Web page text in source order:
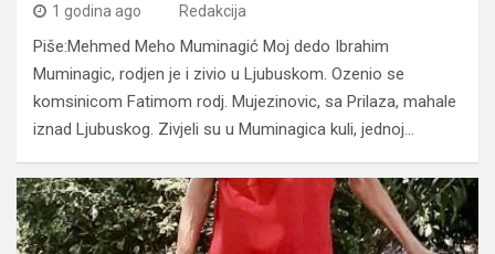
1 godina ago Redakcija
Piše:Mehmed Meho Muminagić Moj dedo Ibrahim
Muminagic, rodjen je i zivio u Ljubuskom. Ozenio se
komsinicom Fatimom rodj. Mujezinovic, sa Prilaza, mahale
iznad Ljubuskog. Zivjeli su u Muminagica kuli, jednoj…